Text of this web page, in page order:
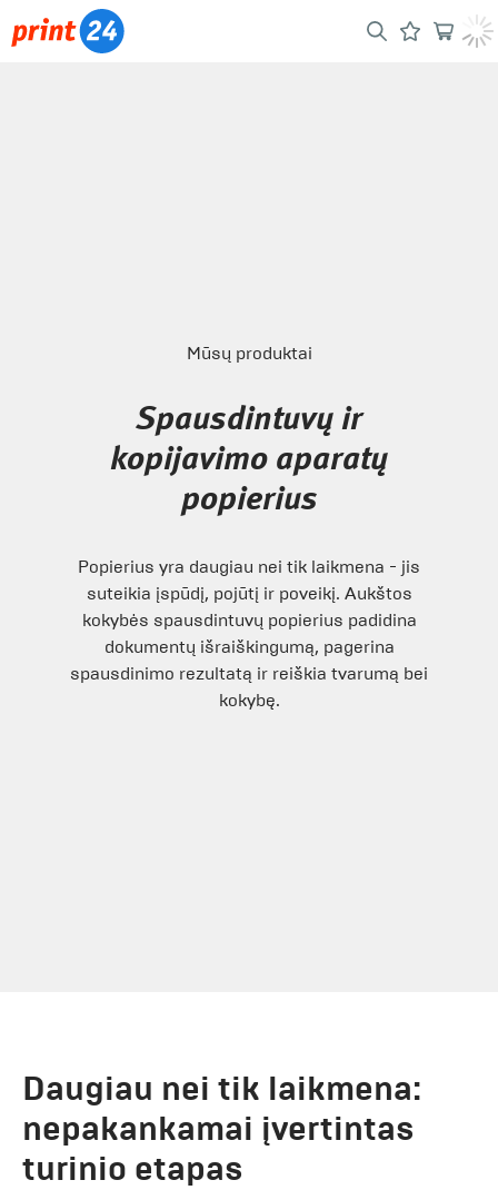
Mūsų produktai
Spausdintuvų ir
kopijavimo aparatų
popierius
Popierius yra daugiau nei tik laikmena - jis
suteikia įspūdį, pojūtį ir poveikį. Aukštos
kokybės spausdintuvų popierius padidina
dokumentų išraiškingumą, pagerina
spausdinimo rezultatą ir reiškia tvarumą bei
kokybę.
Daugiau nei tik laikmena:
nepakankamai įvertintas
turinio etapas